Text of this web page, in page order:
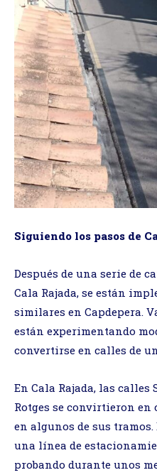
Siguiendo los pasos de
Después de una serie de
Cala Rajada, se están
similares en Capdepera.
están experimentando
convertirse en calles de
En Cala Rajada, las calles
Rotges se convirtieron
en algunos de sus
una línea de
probando durante unos